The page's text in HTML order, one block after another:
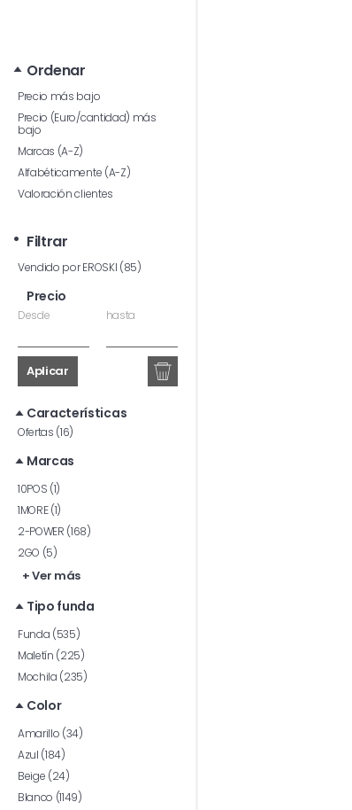
Ordenar
Precio más bajo
Precio (Euro/cantidad) más
bajo
Marcas (A-Z)
Alfabéticamente (A-Z)
Valoración clientes
Filtrar
Vendido por EROSKI (85)
Precio
Desde hasta
Aplicar
Características
Ofertas (16)
Marcas
10POS (1)
1MORE (1)
2-POWER (168)
2GO (5)
+ Ver más
Tipo funda
Funda (535)
Maletín (225)
Mochila (235)
Color
Amarillo (34)
Azul (184)
Beige (24)
Blanco (1149)